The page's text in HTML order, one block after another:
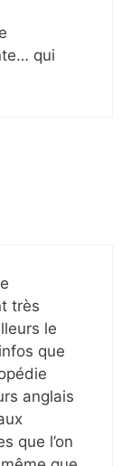
qui
très
le
que
anglais
que l’on